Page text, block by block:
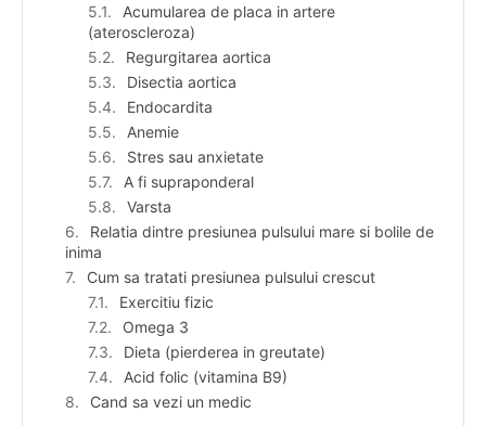
Acumularea de placa in artere
(ateroscleroza)
Regurgitarea aortica
Disectia aortica
Endocardita
Anemie
Stres sau anxietate
A fi supraponderal
Varsta
Relatia dintre presiunea pulsului mare si bolile de
inima
Cum sa tratati presiunea pulsului crescut
Exercitiu fizic
Omega 3
Dieta (pierderea in greutate)
Acid folic (vitamina B9)
Cand sa vezi un medic